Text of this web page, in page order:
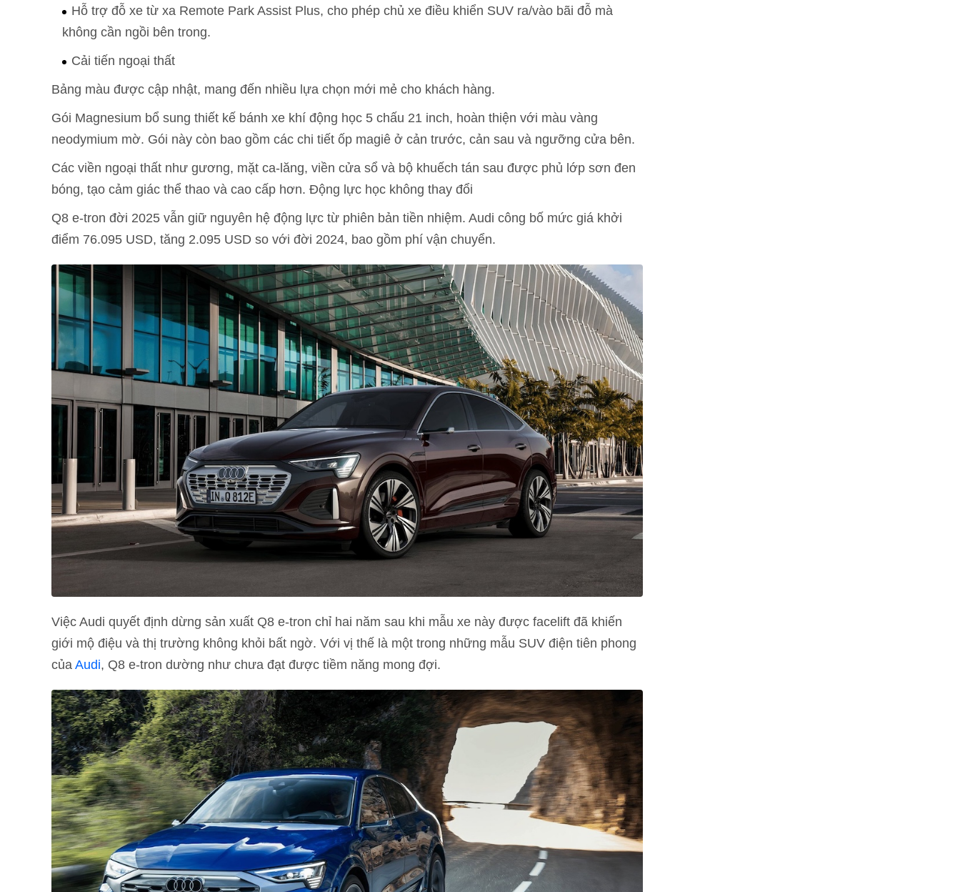
Hỗ trợ đỗ xe từ xa Remote Park Assist Plus, cho phép chủ xe điều khiển SUV ra/vào bãi đỗ mà
không cần ngồi bên trong.
Cải tiến ngoại thất
Bảng màu được cập nhật, mang đến nhiều lựa chọn mới mẻ cho khách hàng.
Gói Magnesium bổ sung thiết kế bánh xe khí động học 5 chấu 21 inch, hoàn thiện với màu vàng
neodymium mờ. Gói này còn bao gồm các chi tiết ốp magiê ở cản trước, cản sau và ngưỡng cửa bên.
Các viền ngoại thất như gương, mặt ca-lăng, viền cửa sổ và bộ khuếch tán sau được phủ lớp sơn đen
bóng, tạo cảm giác thể thao và cao cấp hơn. Động lực học không thay đổi
Q8 e-tron đời 2025 vẫn giữ nguyên hệ động lực từ phiên bản tiền nhiệm. Audi công bố mức giá khởi
điểm 76.095 USD, tăng 2.095 USD so với đời 2024, bao gồm phí vận chuyển.
Việc Audi quyết định dừng sản xuất Q8 e-tron chỉ hai năm sau khi mẫu xe này được facelift đã khiến
giới mộ điệu và thị trường không khỏi bất ngờ. Với vị thế là một trong những mẫu SUV điện tiên phong
của Audi, Q8 e-tron dường như chưa đạt được tiềm năng mong đợi.